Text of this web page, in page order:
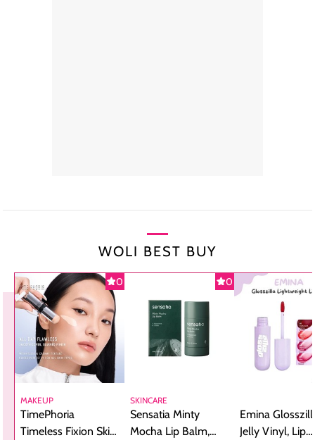
WOLI BEST BUY
0
MAKEUP
TimePhoria
Timeless Fixion Skin
0
SKINCARE
Sensatia Minty
Mocha Lip Balm,
Emina
Jelly Vinyl, Lip